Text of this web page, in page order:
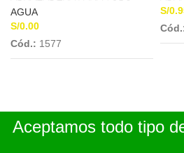
AGUA
S/0.00
Cód.: 1577
S/
Aceptamos todo tipo